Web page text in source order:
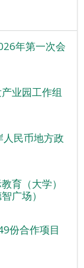
年第一次会
业园工作组
民币地方政
育（大学）
广场）
份合作项目